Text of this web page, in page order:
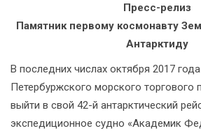
Пресс-релиз
Памятник первому космонавту
Антарктиду
В последних числах октября 2017
Петербуржского морского торгового
выйти в свой 42-й антарктический
экспедиционное судно «Академик